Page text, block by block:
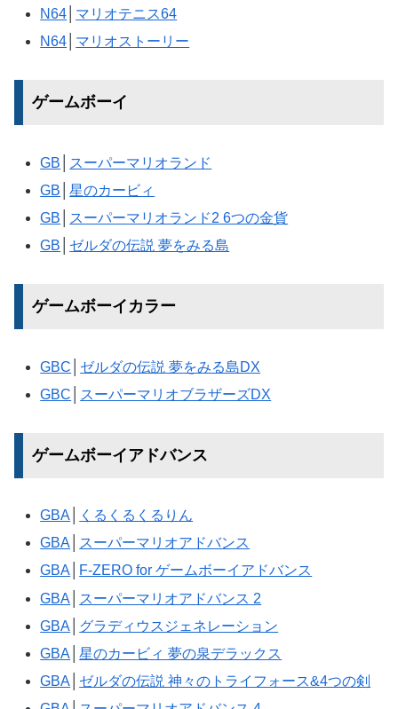
N64
マリオテニス64
N64
マリオストーリー
ゲームボーイ
GB
スーパーマリオランド
GB │星のカービィ
GB
スーパーマリオランド2 6つの金貨
GB
ゼルダの伝説 夢をみる島
ゲームボーイカラー
GBC
ゼルダの伝説 夢をみる島DX
GBC
スーパーマリオブラザーズDX
ゲームボーイアドバンス
GBA
くるくるくるりん
GBA
スーパーマリオアドバンス
GBA
F-ZERO for ゲームボーイアドバンス
GBA
スーパーマリオアドバンス 2
GBA
グラディウスジェネレーション
GBA │星のカービィ 夢の泉デラックス
GBA
ゼルダの伝説 神々のトライフォース&4つの剣